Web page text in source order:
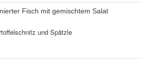
Fisch mit gemischtem Salat
und Spätzle